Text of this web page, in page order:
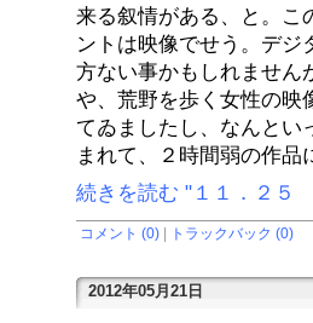
来る叙情がある、と。こ
ントは映像でせう。デジ
方ない事かもしれません
や、荒野を歩く女性の映
てゐましたし、なんとい
まれて、２時間弱の作品
続きを読む "１１．２５
コメント (0) トラックバック (0)
2012年05月21日